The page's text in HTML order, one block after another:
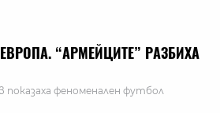
“АРМЕЙЦИТЕ” РАЗБИХА
феноменален футбол